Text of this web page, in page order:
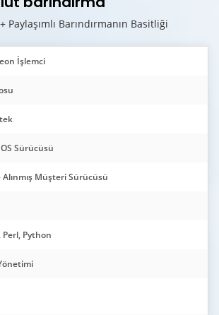
Paylaşımlı Barındırmanın Basitliği
İşlemci
Sürücüsü
Alınmış Müşteri Sürücüsü
Perl, Python